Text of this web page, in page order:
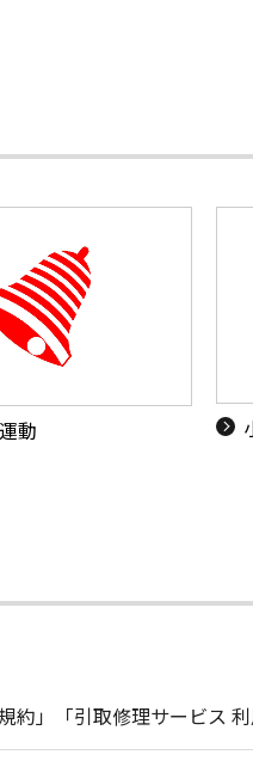
動
約」「引取修理サービス